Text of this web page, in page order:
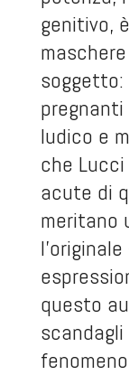
genitivo,
ludico e
che
acute di
meritano
questo
fenomeno